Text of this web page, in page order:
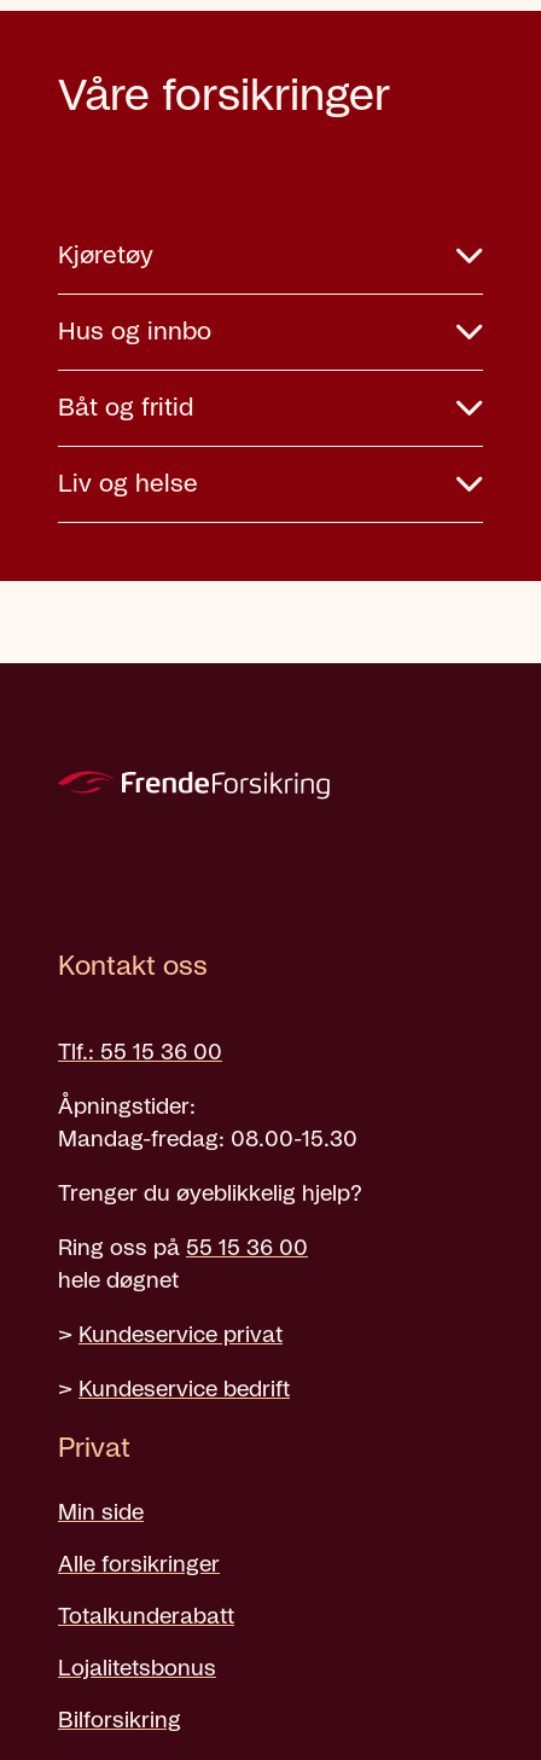
Våre forsikringer
Kjøretøy
Hus og innbo
Båt og fritid
Liv og helse
Kontakt oss
Tlf.: 55 15 36 00
Åpningstider:
Mandag-fredag: 08.00-15.30
Trenger du øyeblikkelig hjelp?
Ring oss på 55 15 36 00
hele døgnet
> Kundeservice privat
> Kundeservice bedrift
Privat
Min side
Alle forsikringer
Totalkunderabatt
Lojalitetsbonus
Bilforsikring